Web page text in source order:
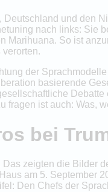
Deutschland und den
nach links: Sie
Marihuana. So ist
der
basierende
fragen ist auch: Was,
bei
Das zeigten die Bilder
am 5. September
Den Chefs der